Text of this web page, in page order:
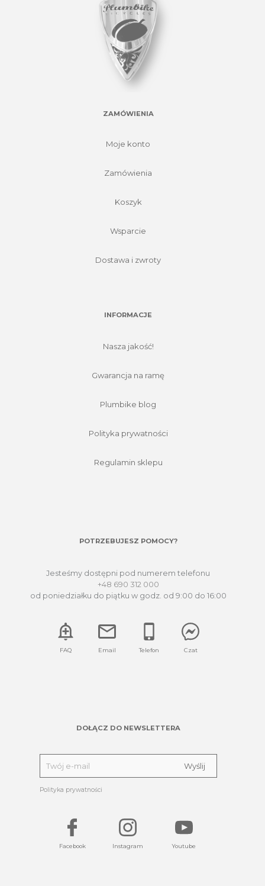
ZAMÓWIENIA
Moje konto
Zamówienia
Koszyk
Wsparcie
Dostawa i zwroty
INFORMACJE
Nasza jakość!
Gwarancja na ramę
Plumbike blog
Polityka prywatności
Regulamin sklepu
POTRZEBUJESZ POMOCY?
Jesteśmy dostępni pod numerem telefonu
+48 690 312 000
od poniedziałku do piątku w godz. od 9:00 do 16:00
FAQ Email Telefon Czat
DOŁĄCZ DO NEWSLETTERA
Polityka prywatności
Facebook Instagram Youtube